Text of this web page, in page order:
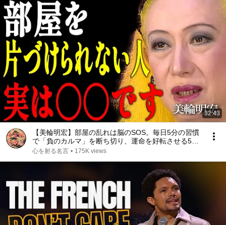
32:43
【美輪明宏】部屋の乱れは脳のSOS。毎日5分の習慣
で「負のカルマ」を断ち切り、運命を好転させる5つ
の法則｜偉人｜名言｜言葉の力｜人生哲学｜
心を射る名言 • 175K views